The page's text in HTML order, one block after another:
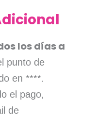
los días a
punto de
en ****.
el pago,
de